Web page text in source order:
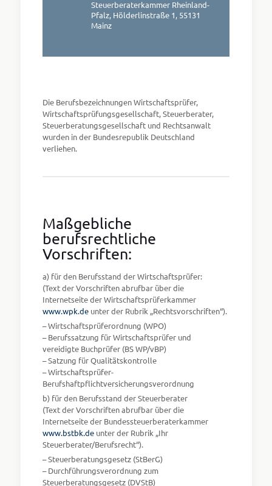
Steuerberaterkammer Rheinland-
Pfalz, Hölderlinstraße 1, 55131
Mainz
Die Berufsbezeichnungen Wirtschaftsprüfer,
Wirtschaftsprüfungsgesellschaft, Steuerberater,
Steuerberatungsgesellschaft und Rechtsanwalt
wurden in der Bundesrepublik Deutschland
verliehen.
Maßgebliche
berufsrechtliche
Vorschriften:
a) für den Berufsstand der Wirtschaftsprüfer:
(Text der Vorschriften abrufbar über die
Internetseite der Wirtschaftsprüferkammer
www.wpk.de unter der Rubrik „Rechtsvorschriften“).
– Wirtschaftsprüferordnung (WPO)
– Berufssatzung für Wirtschaftsprüfer und
vereidigte Buchprüfer (BS WP/vBP)
– Satzung für Qualitätskontrolle
– Wirtschaftsprüfer-
Berufshaftpflichtversicherungsverordnung
b) für den Berufsstand der Steuerberater
(Text der Vorschriften abrufbar über die
Internetseite der Bundessteuerberaterkammer
www.bstbk.de unter der Rubrik „Ihr
Steuerberater/Berufsrecht“).
– Steuerberatungsgesetz (StBerG)
– Durchführungsverordnung zum
Steuerberatungsgesetz (DVStB)